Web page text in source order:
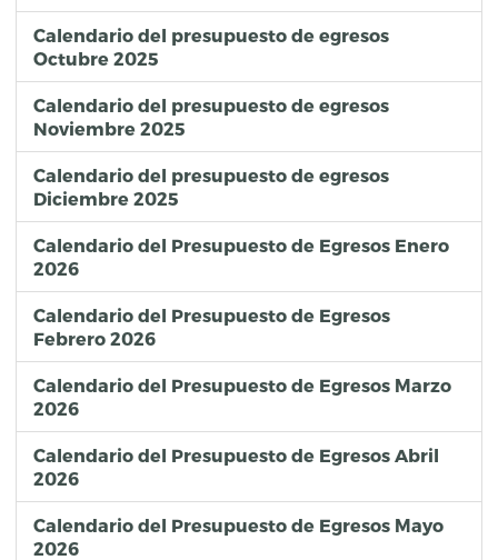
Calendario del presupuesto de egresos
Octubre 2025
Calendario del presupuesto de egresos
Noviembre 2025
Calendario del presupuesto de egresos
Diciembre 2025
Calendario del Presupuesto de Egresos Enero
2026
Calendario del Presupuesto de Egresos
Febrero 2026
Calendario del Presupuesto de Egresos Marzo
2026
Calendario del Presupuesto de Egresos Abril
2026
Calendario del Presupuesto de Egresos Mayo
2026